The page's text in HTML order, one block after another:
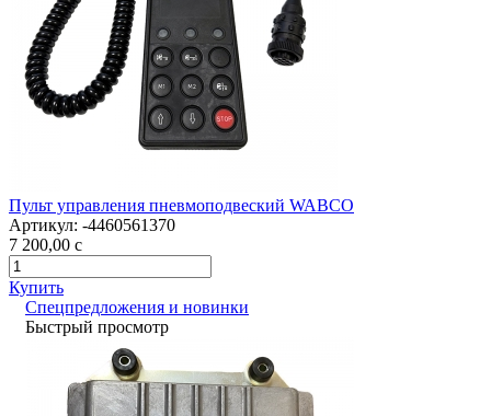
Пульт управления пневмоподвеский WABCO
Артикул: -4460561370
7 200,00 c
Купить
Спецпредложения и новинки
Быстрый просмотр